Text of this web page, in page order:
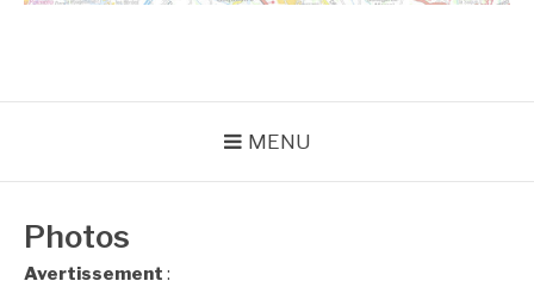
MENU
Photos
Avertissement :